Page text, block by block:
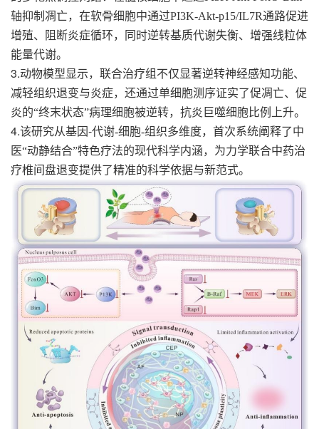
轴抑制凋亡，在软骨细胞中通过PI3K-Akt-p15/IL7R通路促进
增殖、阻断炎症循环，同时逆转基质代谢失衡、增强线粒体
能量代谢。
3.动物模型显示，联合治疗组不仅显著逆转神经感知功能、
减轻组织退变与炎症，还通过单细胞测序证实了促凋亡、促
炎的“终末状态”病理细胞被逆转，抗炎巨噬细胞比例上升。
4.该研究从基因-代谢-细胞-组织多维度，首次系统阐释了中
医“动静结合”特色疗法的现代科学内涵，为力学联合中药治
疗椎间盘退变提供了精准的科学依据与新范式。